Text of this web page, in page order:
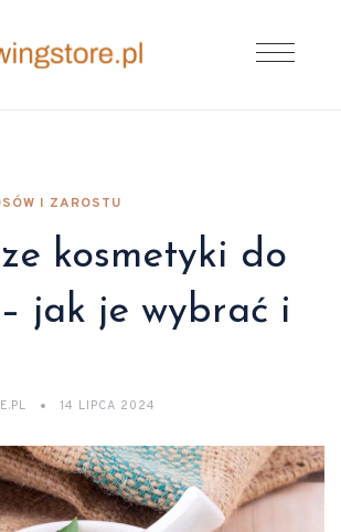
I ZAROSTU
kosmetyki do
– jak je wybrać i
14 LIPCA 2024